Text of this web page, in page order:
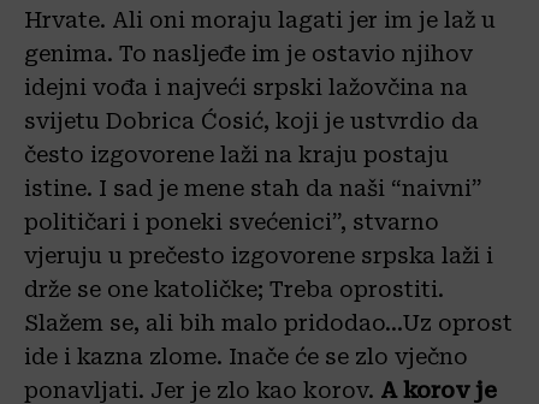
Hrvate. Ali oni moraju lagati jer im je laž u
genima. To nasljeđe im je ostavio njihov
idejni vođa i najveći srpski lažovčina na
svijetu Dobrica Ćosić, koji je ustvrdio da
često izgovorene laži na kraju postaju
istine. I sad je mene stah da naši “naivni”
političari i poneki svećenici”, stvarno
vjeruju u prečesto izgovorene srpska laži i
drže se one katoličke; Treba oprostiti.
Slažem se, ali bih malo pridodao…Uz oprost
ide i kazna zlome. Inače će se zlo vječno
ponavljati. Jer je zlo kao korov. A korov je